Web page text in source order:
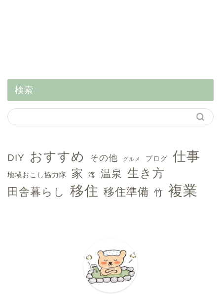
検索
DIY おすすめ その他 グルメ ブログ 仕事
地域おこし協力隊 家 海 温泉 生き方
田舎暮らし 移住 移住準備 竹 複業